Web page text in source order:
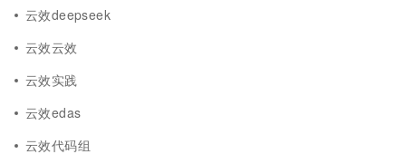
云效deepseek
云效云效
云效实践
云效edas
云效代码组